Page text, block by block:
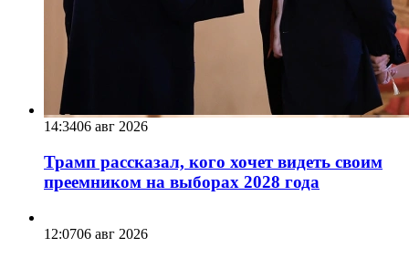
14:3406 авг 2026
Трамп рассказал, кого хочет видеть своим
преемником на выборах 2028 года
12:0706 авг 2026